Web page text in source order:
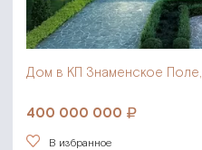
Дом в КП Знаменское Поле,
400 000 000
В избранное